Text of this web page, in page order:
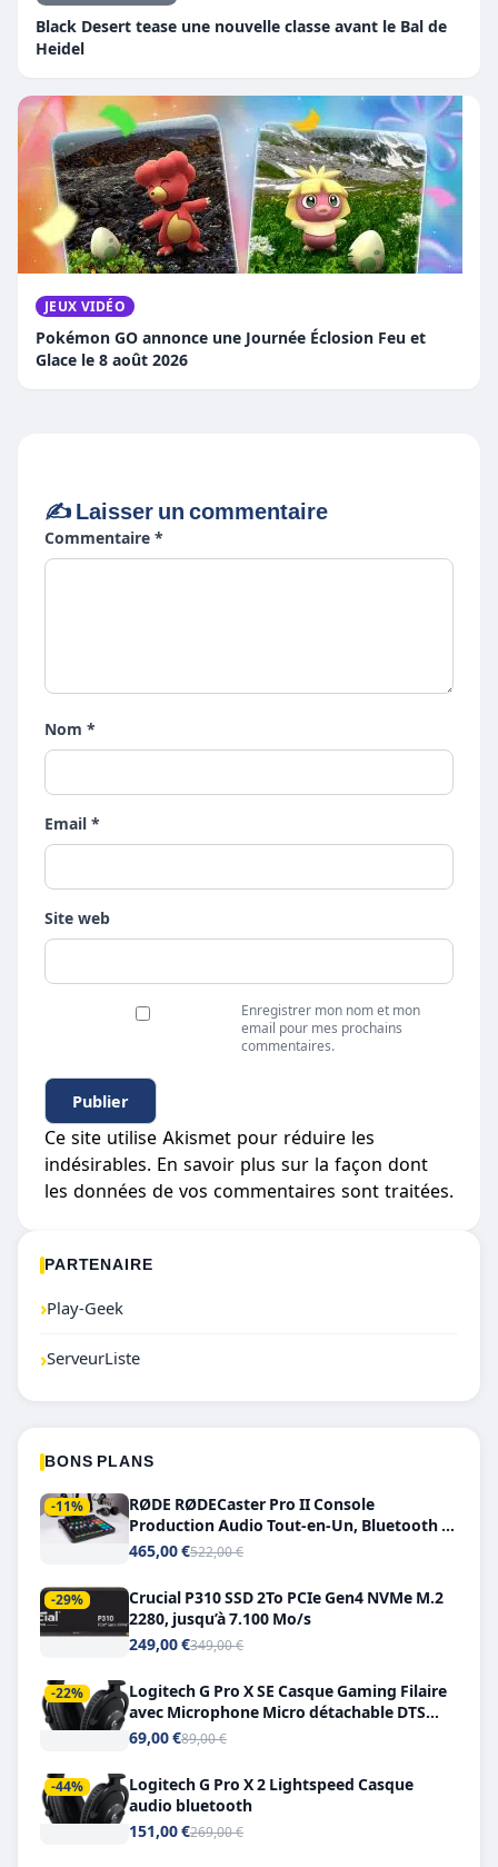
Black Desert tease une nouvelle classe avant le Bal de
Heidel
JEUX VIDÉO
Pokémon GO annonce une Journée Éclosion Feu et
Glace le 8 août 2026
✍️ Laisser un commentaire
Commentaire *
Nom *
Email *
Site web
Enregistrer mon nom et mon
email pour mes prochains
commentaires.
Ce site utilise Akismet pour réduire les
indésirables. En savoir plus sur la façon dont
les données de vos commentaires sont traitées.
PARTENAIRE
›Play-Geek
›ServeurListe
BONS PLANS
-11%
RØDE RØDECaster Pro II Console
Production Audio Tout-en-Un, Bluetooth et
Double USB-C
465,00 €522,00 €
-29%
Crucial P310 SSD 2To PCIe Gen4 NVMe M.2
2280, jusqu’à 7.100 Mo/s
249,00 €349,00 €
-22%
Logitech G Pro X SE Casque Gaming Filaire
avec Microphone Micro détachable DTS
Headphone X 7.1
69,00 €89,00 €
-44%
Logitech G Pro X 2 Lightspeed Casque
audio bluetooth
151,00 €269,00 €